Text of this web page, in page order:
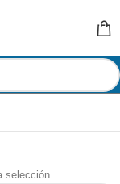
selección.